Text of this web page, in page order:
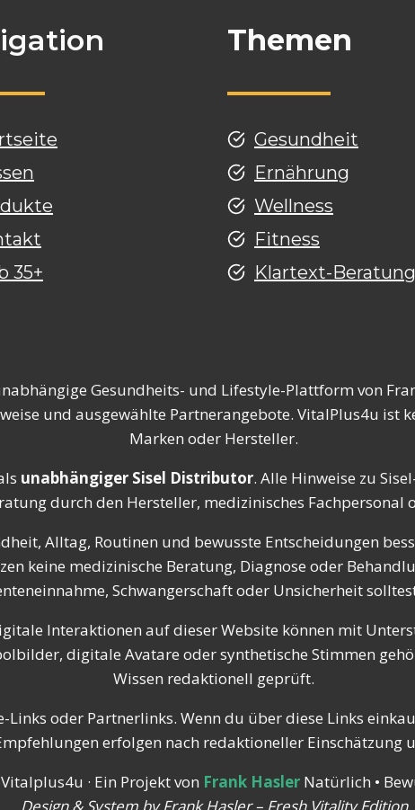
35+
Themen
Gesundheit
Ernährung
Wellness
Fitness
Klartext-Beratung
Gesundheits- und Lifestyle-Plattform von
und ausgewählte Partnerangebote. VitalPlus4u
Marken oder Hersteller.
unabhängiger Sisel Distributor. Alle Hinweise zu
durch den Hersteller, medizinisches Fachpersonal
Alltag, Routinen und bewusste Entscheidungen
keine medizinische Beratung, Diagnose oder
Schwangerschaft oder Unsicherheit
Interaktionen auf dieser Website können mit
digitale Avatare oder synthetische Stimmen
Wissen redaktionell geprüft.
oder Partnerlinks. Wenn du über diese Links
erfolgen nach redaktioneller Einschätzung
· Ein Projekt von Frank Hasler Natürlich •